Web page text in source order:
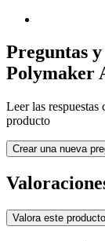
Preguntas
Polymaker
Leer las respuestas
producto
Crear una nueva
Valora este producto